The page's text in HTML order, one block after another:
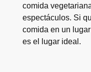
comida
espectáculos. Si
comida en un
es el lugar ideal.